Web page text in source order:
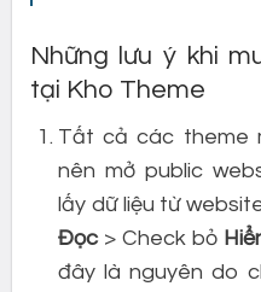
Những lưu ý khi
tại Kho Theme
Tất cả các theme
nên mở public
lấy dữ liệu từ
Đọc> Check bỏ
đây là nguyên do